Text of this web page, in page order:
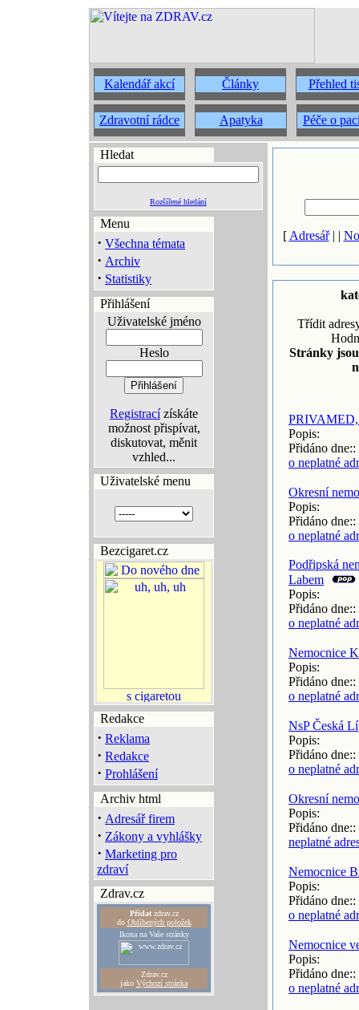
Kalendář akcí Články Přehled
Zdravotní rádce Apatyka Péče o
Hledat
Rozšířené hledání
Menu
· Všechna témata
· Archiv
· Statistiky
Přihlášení
Uživatelské jméno
Heslo
Registracízískáte
možnost přispívat,
diskutovat, měnit
vzhled...
Uživatelské menu
Bezcigaret.cz
Redakce
· Reklama
· Redakce
· Prohlášení
Archiv html
· Adresář firem
· Zákony a vyhlášky
· Marketing pro
zdraví
Zdrav.cz
Přidatzdrav.cz
do Oblíbených položek
Ikona na Vaše stránky
Zdrav.cz
jako Výchozí stránka
[ Adresář| |
Třídit
Stránky
PRIVAMED,
Popis:
Přidáno
o neplatné
Okresní
Popis:
Přidáno
o neplatné
Podřipská
Labem
Popis:
Přidáno
o neplatné
Nemocnice
Popis:
Přidáno
o neplatné
NsP Česká
Popis:
Přidáno
o neplatné
Okresní
Popis:
Přidáno
neplatné
Nemocnice
Popis:
Přidáno
o neplatné
Nemocnice
Popis:
Přidáno
o neplatné